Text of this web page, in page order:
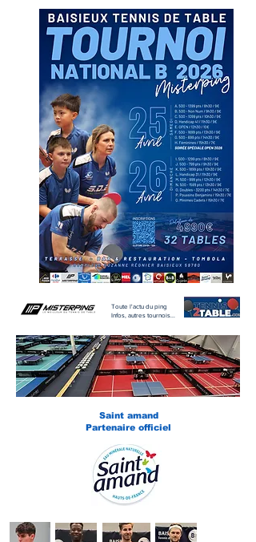
Toute l'actu du ping
Infos, autres tournois...
Saint amand
Partenaire officiel